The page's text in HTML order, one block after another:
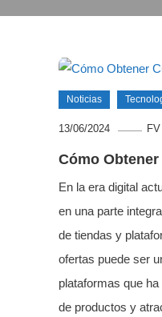
Noticias
13/06/2024 FV
Cómo
En la era digital
en una parte
de tiendas y
ofertas puede ser
plataformas que
de productos y